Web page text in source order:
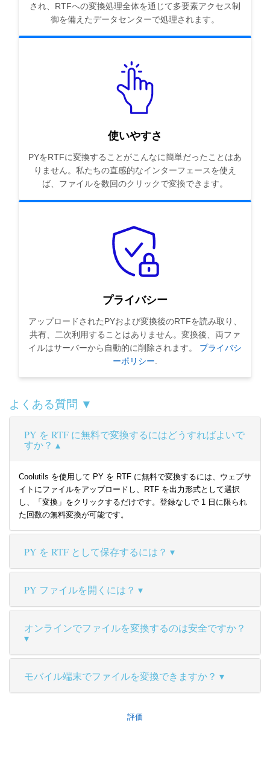
され、RTFへの変換処理全体を通じて多要素アクセス制
御を備えたデータセンターで処理されます。
使いやすさ
PYをRTFに変換することがこんなに簡単だったことはあ
りません。私たちの直感的なインターフェースを使え
ば、ファイルを数回のクリックで変換できます。
プライバシー
アップロードされたPYおよび変換後のRTFを読み取り、
共有、二次利用することはありません。変換後、両ファ
イルはサーバーから自動的に削除されます。 プライバシ
ーポリシー.
よくある質問 ▼
PY を RTF に無料で変換するにはどうすればよいで
すか？
Coolutils を使用して PY を RTF に無料で変換するには、ウェブサ
イトにファイルをアップロードし、RTF を出力形式として選択
し、「変換」をクリックするだけです。登録なしで 1 日に限られ
た回数の無料変換が可能です。
PY を RTF として保存するには？
PY ファイルを開くには？
オンラインでファイルを変換するのは安全ですか？
モバイル端末でファイルを変換できますか？
評価